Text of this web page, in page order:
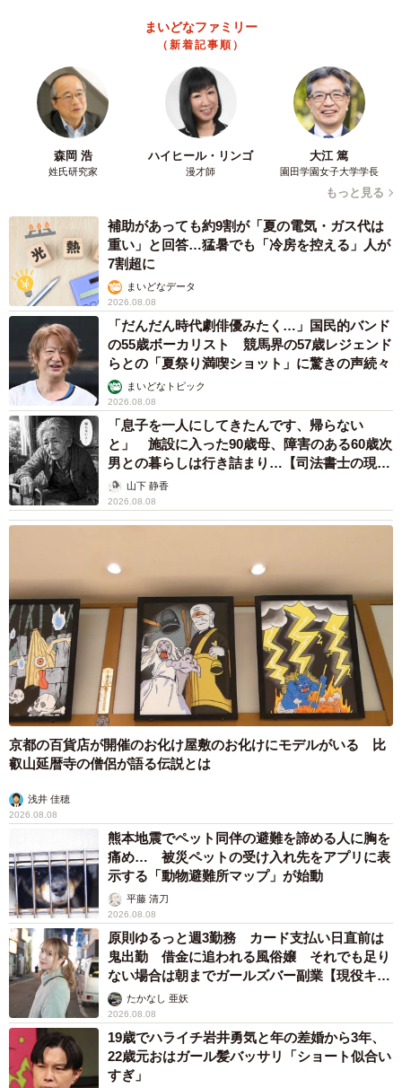
感染が始まったことで、ロボット導入の動きも加速しそう
だという小山さん。「食品工場の中でも、国内外の観光客
に向けたおみやげ用のお菓子などを扱っている工場の生産
は減少傾向ではありますが、冷凍食品をはじめコンビニエ
ンスストア向けのお弁当などを製造する工場の需要は増え
ています。ですので、食品関連の企業さまの中には『もっ
と人を入れてほしい』というご要望も多々あります。そん
ングを行いながら感染対策を含めたロボット導入のご提案
をしていくつもりです」。
人材派遣は減少しても、ロボットが異物混入や急
な人材欠員なども解決
とはいっても、人の代わりにロボット導入することで派遣
する人数が減らされるというリスクも抱えるのは人材派遣
会社側。それでも導入を後押ししていく理由は「今後、ロ
ボットを入れることで、工場に10人派遣していた社員が半
分に減らされるということは、当然出てくると思います。
ただ、コロナが起こる前から食品工場では異物混入や派遣
社員の急な休みによる欠員などの対策は課題になっていま
た課題を解決してくれることは大変ありがたいことです。
私たち人材派遣会社もロボットというテクノロジーに頼る
時代がやってきたのだと感じます」と小山さん。
「来年4月ごろから導入される企業さまに関しては、まず1
台ロボットを置いてそのロボットを操作する専任の人材を1
人入れることを想定。将来的には工場内のラインの半分く
品工場のニューノーマルな未来の実現を目指している。
◇ ◇
「Foodly」は、常に工場内にいるので虫や菌の持ち込みを
防ぐことが可能。外側にはネジがないのでネジや金属片の
混入は避けられる。トングは簡単に交換や洗浄ができて作
業着も着せることができ、ボディも拭きやすく清潔に保て
るという。本体はキャスター付きで移動も楽で、バッテリ
ー式なのでどこでも置けて電源配線工事もないとのこと。
◇ ◇
▽株式会社ウィルオブ・ファクトリー
まいどなファミリー
（新着記事順）
森岡 浩
姓氏研究家
ハイヒール・リンゴ
漫才師
大江 篤
園田学園女子大学学長
もっと見る
補助があっても約9割が「夏の電気・ガス代は
重い」と回答…猛暑でも「冷房を控える」人が
7割超に
まいどなデータ
2026.08.08
「だんだん時代劇俳優みたく…」国民的バンド
の55歳ボーカリスト 競馬界の57歳レジェンド
らとの「夏祭り満喫ショット」に驚きの声続々
まいどなトピック
2026.08.08
「息子を一人にしてきたんです、帰らない
と」 施設に入った90歳母、障害のある60歳次
男との暮らしは行き詰まり…【司法書士の現場
から】山下 静香
2026.08.08
京都の百貨店が開催のお化け屋敷のお化けにモデルがいる 比
叡山延暦寺の僧侶が語る伝説とは
浅井 佳穂
2026.08.08
熊本地震でペット同伴の避難を諦める人に胸を
痛め… 被災ペットの受け入れ先をアプリに表
示する「動物避難所マップ」が始動
平藤 清刀
2026.08.08
原則ゆるっと週3勤務 カード支払い日直前は
鬼出勤 借金に追われる風俗嬢 それでも足り
ない場合は朝までガールズバー副業【現役キャ
ストに取材】
たかなし 亜妖
2026.08.08
19歳でハライチ岩井勇気と年の差婚から3年、
22歳元おはガール髪バッサリ「ショート似合い
すぎ」